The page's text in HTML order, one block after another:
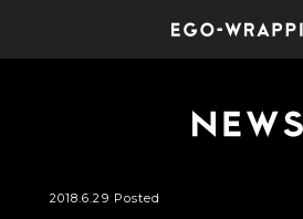
2018.6.29 Posted